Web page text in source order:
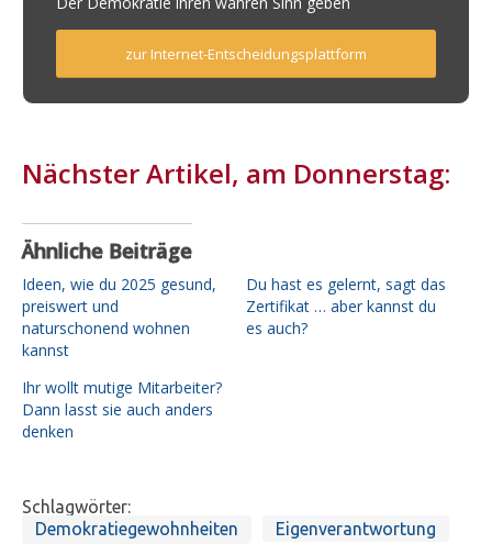
zur Internet-Entscheidungsplattform
Nächster Artikel, am Donnerstag:
Ähnliche Beiträge
Ideen, wie du 2025 gesund,
preiswert und
naturschonend wohnen
kannst
Du hast es gelernt, sagt das
Zertifikat … aber kannst du
es auch?
Ihr wollt mutige Mitarbeiter?
Dann lasst sie auch anders
denken
Schlagwörter:
Demokratiegewohnheiten
Eigenverantwortung